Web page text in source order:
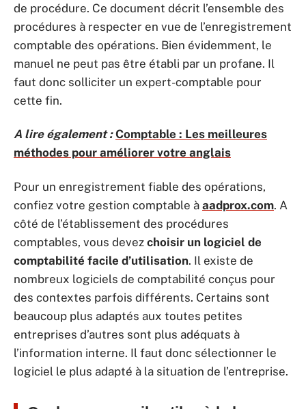
de procédure. Ce document décrit l’ensemble des
procédures à respecter en vue de l’enregistrement
comptable des opérations. Bien évidemment, le
manuel ne peut pas être établi par un profane. Il
faut donc solliciter un expert-comptable pour
cette fin.
A lire également : Comptable : Les meilleures
méthodes pour améliorer votre anglais
Pour un enregistrement fiable des opérations,
confiez votre gestion comptable à aadprox.com. A
côté de l’établissement des procédures
comptables, vous devez choisir un logiciel de
comptabilité facile d’utilisation. Il existe de
nombreux logiciels de comptabilité conçus pour
des contextes parfois différents. Certains sont
beaucoup plus adaptés aux toutes petites
entreprises d’autres sont plus adéquats à
l’information interne. Il faut donc sélectionner le
logiciel le plus adapté à la situation de l’entreprise.